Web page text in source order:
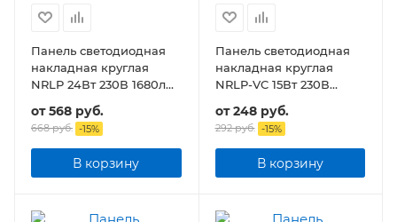
Панель светодиодная
накладная круглая
NRLP 24Вт 230В 1680лм
от568 руб.
668 руб. -15%
В корзину
Панель светодиодная
накладная круглая
NRLP-VC 15Вт 230В
IP40
от248 руб.
292 руб. -15%
В корзину